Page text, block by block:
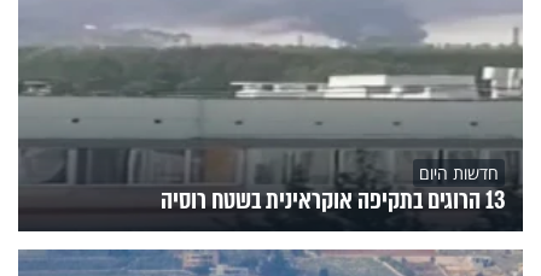
חדשות היום
13 הרוגים בתקיפה אוקראינית בשטח רוסיה